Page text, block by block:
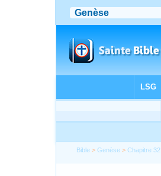
Bible >Genèse >Chapitre 32